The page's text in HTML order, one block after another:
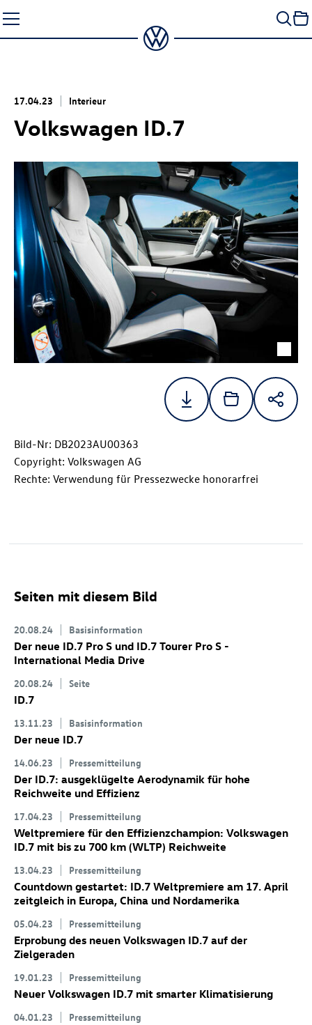
Seiteninhalt
springen
17.04.23 Interieur
Volkswagen ID.7
Bild-Nr: DB2023AU00363
Copyright: Volkswagen AG
Rechte: Verwendung für Pressezwecke honorarfrei
Seiten mit diesem Bild
20.08.24 Basisinformation
Der neue ID.7 Pro S und ID.7 Tourer Pro S -
International Media Drive
20.08.24 Seite
ID.7
13.11.23 Basisinformation
Der neue ID.7
14.06.23 Pressemitteilung
Der ID.7: ausgeklügelte Aerodynamik für hohe
Reichweite und Effizienz
17.04.23 Pressemitteilung
Weltpremiere für den Effizienzchampion: Volkswagen
ID.7 mit bis zu 700 km (WLTP) Reichweite
13.04.23 Pressemitteilung
Countdown gestartet: ID.7 Weltpremiere am 17. April
zeitgleich in Europa, China und Nordamerika
05.04.23 Pressemitteilung
Erprobung des neuen Volkswagen ID.7 auf der
Zielgeraden
19.01.23 Pressemitteilung
Neuer Volkswagen ID.7 mit smarter Klimatisierung
04.01.23 Pressemitteilung